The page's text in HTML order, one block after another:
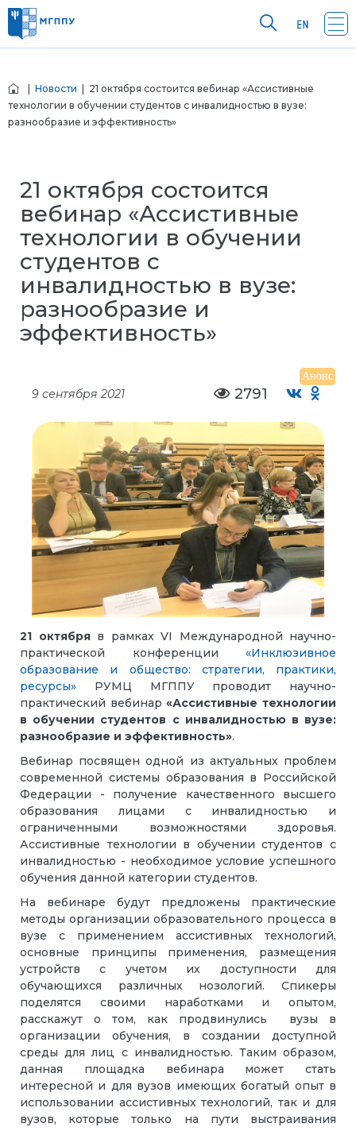
Новости | 21 октября состоится вебинар «Ассистивные
технологии в обучении студентов с инвалидностью в вузе:
разнообразие и эффективность»
21 октября состоится
вебинар «Ассистивные
технологии в обучении
студентов с
инвалидностью в вузе:
разнообразие и
эффективность»
Анонс
9 сентября 2021 2791
21 октября в рамках VI Международной научно-
практической конференции «Инклюзивное
образование и общество: стратегии, практики,
ресурсы» РУМЦ МГППУ проводит научно-
практический вебинар«Ассистивные технологии
в обучении студентов с инвалидностью в вузе:
разнообразие и эффективность».
Вебинар посвящен одной из актуальных проблем
современной системы образования в Российской
Федерации - получение качественного высшего
образования лицами с инвалидностью и
ограниченными возможностями здоровья.
Ассистивные технологии в обучении студентов с
инвалидностью - необходимое условие успешного
обучения данной категории студентов.
На вебинаре будут предложены практические
методы организации образовательного процесса в
вузе с применением ассистивных технологий,
основные принципы применения, размещения
устройств с учетом их доступности для
обучающихся различных нозологий. Спикеры
поделятся своими наработками и опытом,
расскажут о том, как продвинулись вузы в
организации обучения, в создании доступной
среды для лиц с инвалидностью. Таким образом,
данная площадка вебинара может стать
интересной и для вузов имеющих богатый опыт в
использовании ассистивных технологий, так и для
вузов, которые только на пути выстраивания